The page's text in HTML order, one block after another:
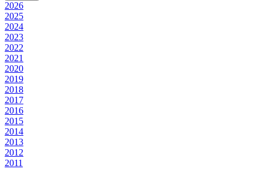
2026
2025
2024
2023
2022
2021
2020
2019
2018
2017
2016
2015
2014
2013
2012
2011